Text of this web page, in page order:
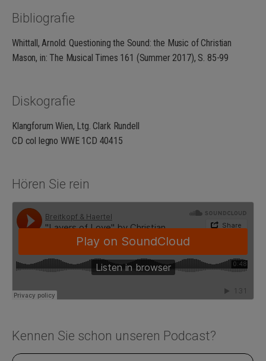
Bibliografie
Whittall, Arnold: Questioning the Sound: the Music of Christian
Mason, in: The Musical Times 161 (Summer 2017), S. 85-99
Diskografie
Klangforum Wien, Ltg. Clark Rundell
CD col legno WWE 1CD 40415
Hören Sie rein
Kennen Sie schon unseren Podcast?